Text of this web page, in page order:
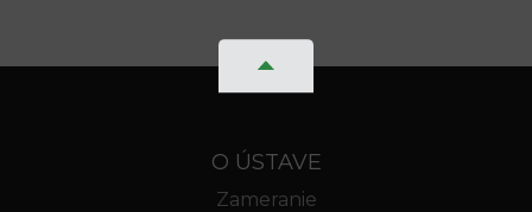
O ÚSTAVE
Zameranie